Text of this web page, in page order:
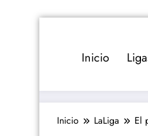
Inicio
Inicio LaLiga El